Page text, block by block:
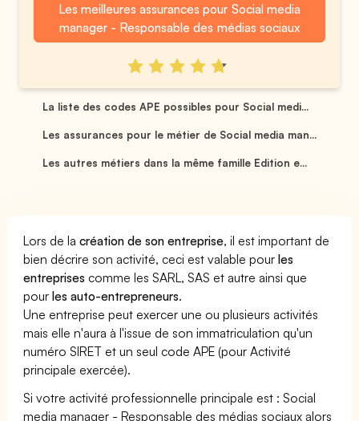
Les meilleures assurances pour Social media
manager - Responsable des médias sociaux
La liste des codes APE possibles pour Social medi...
Les assurances pour le métier de Social media man...
Les autres métiers dans la même famille Edition e...
Lors de lacréation de son entreprise, il est important de
bien décrire son activité, ceci est valable pourles
entreprises comme les SARL, SAS et autre ainsi que
pourles auto-entrepreneurs.
Une entreprise peut exercer une ou plusieurs activités
mais elle n'aura à l'issue de son immatriculation qu'un
numéro SIRET et un seul code APE (pour Activité
principale exercée).
Si votre activité professionnelle principale est : Social
media manager - Responsable des médias sociaux alors